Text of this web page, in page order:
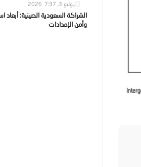
يوليو 3, 2026 7:37
الشراكة السعودية الصينية: أبعاد
وأمن الإمدادات